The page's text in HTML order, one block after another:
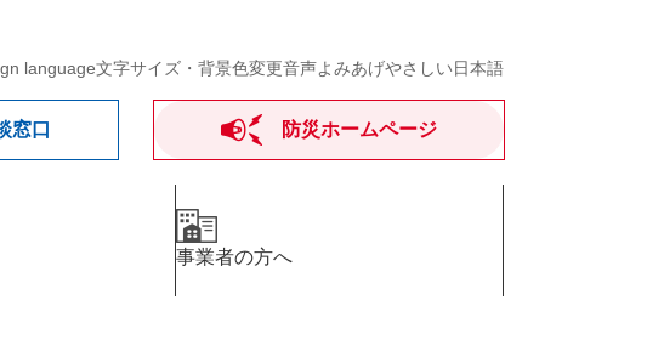
language文字サイズ・背景色変更音声よみあげやさしい日本語
窓口 防災ホームページ
事業者の方へ